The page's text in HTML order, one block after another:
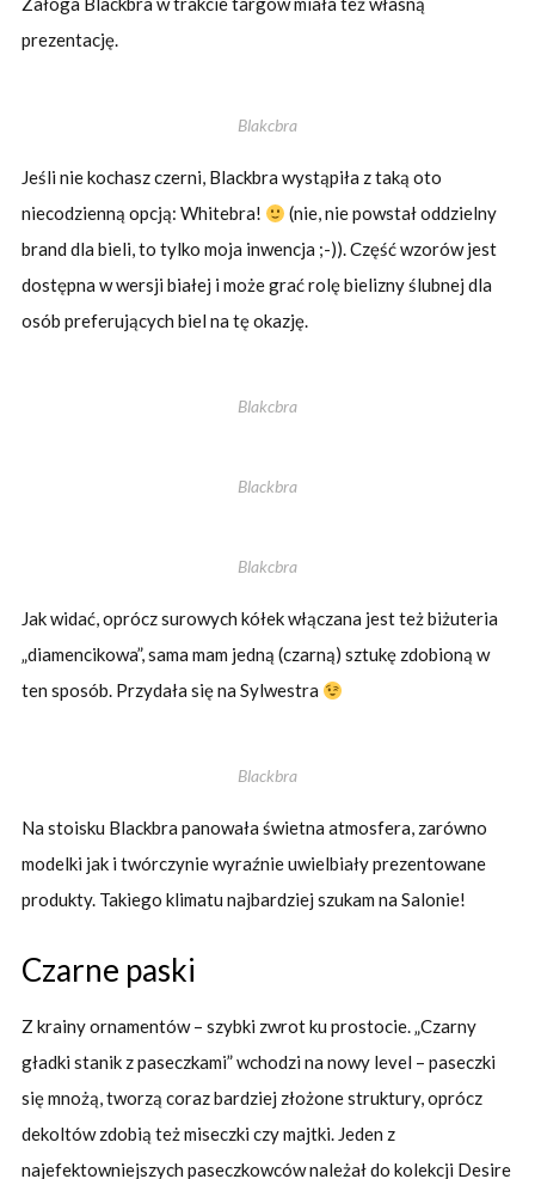
prezentację.
Blakcbra
Jeśli nie kochasz czerni, Blackbra wystąpiła z taką oto
niecodzienną opcją: Whitebra!
(nie, nie powstał oddzielny
brand dla bieli, to tylko moja inwencja ;-)). Część wzorów jest
dostępna w wersji białej i może grać rolę bielizny ślubnej dla
osób preferujących biel na tę okazję.
Blakcbra
Blackbra
Blakcbra
Jak widać, oprócz surowych kółek włączana jest też biżuteria
„diamencikowa”, sama mam jedną (czarną) sztukę zdobioną w
ten sposób. Przydała się na Sylwestra
Blackbra
Na stoisku Blackbra panowała świetna atmosfera, zarówno
modelki jak i twórczynie wyraźnie uwielbiały prezentowane
produkty. Takiego klimatu najbardziej szukam na Salonie!
Czarne paski
Z krainy ornamentów – szybki zwrot ku prostocie. „Czarny
gładki stanik z paseczkami” wchodzi na nowy level – paseczki
się mnożą, tworzą coraz bardziej złożone struktury, oprócz
dekoltów zdobią też miseczki czy majtki. Jeden z
najefektowniejszych paseczkowców należał do kolekcji Desire